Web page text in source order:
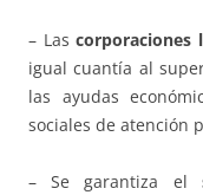
– Las corporaciones
igual cuantía al
las ayudas
sociales de atención
– Se garantiza el